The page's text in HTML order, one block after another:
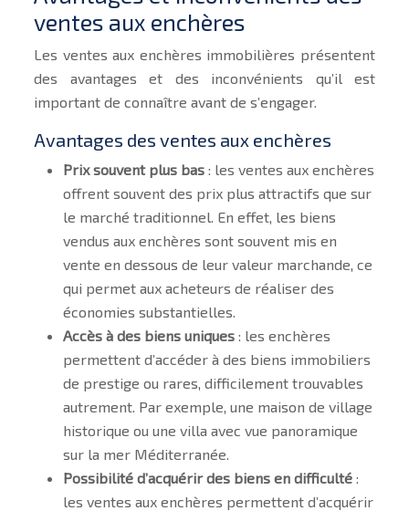
ventes aux enchères
Les ventes aux enchères immobilières présentent
des avantages et des inconvénients qu’il est
important de connaître avant de s’engager.
Avantages des ventes aux enchères
Prix souvent plus bas : les ventes aux enchères
offrent souvent des prix plus attractifs que sur
le marché traditionnel. En effet, les biens
vendus aux enchères sont souvent mis en
vente en dessous de leur valeur marchande, ce
qui permet aux acheteurs de réaliser des
économies substantielles.
Accès à des biens uniques : les enchères
permettent d’accéder à des biens immobiliers
de prestige ou rares, difficilement trouvables
autrement. Par exemple, une maison de village
historique ou une villa avec vue panoramique
sur la mer Méditerranée.
Possibilité d’acquérir des biens en difficulté :
les ventes aux enchères permettent d’acquérir